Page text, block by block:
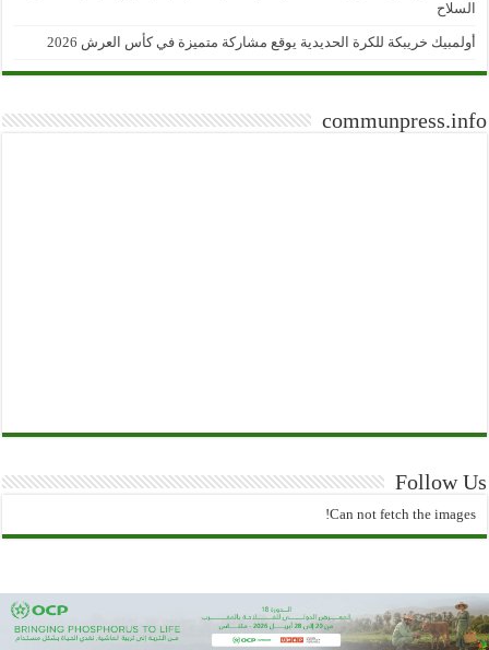
السلاح
أولمبيك خريبكة للكرة الحديدية يوقع مشاركة متميزة في كأس العرش 2026
communpress.info
Follow Us
Can not fetch the images!